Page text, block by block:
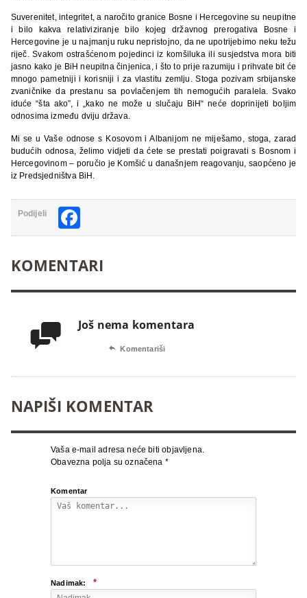
Suverenitet, integritet, a naročito granice Bosne i Hercegovine su neupitne
i bilo kakva relativiziranje bilo kojeg državnog prerogativa Bosne i
Hercegovine je u najmanju ruku nepristojno, da ne upotrijebimo neku težu
riječ. Svakom ostrašćenom pojedinci iz komšiluka ili susjedstva mora biti
jasno kako je BiH neupitna činjenica, i što to prije razumiju i prihvate bit će
mnogo pametniji i korisniji i za vlastitu zemlju. Stoga pozivam srbijanske
zvaničnike da prestanu sa povlačenjem tih nemogućih paralela. Svako
iduće “šta ako”, i „kako ne može u slučaju BiH“ neće doprinijeti boljim
odnosima između dviju država.
Mi se u Vaše odnose s Kosovom i Albanijom ne miješamo, stoga, zarad
budućih odnosa, želimo vidjeti da ćete se prestati poigravati s Bosnom i
Hercegovinom – poručio je Komšić u današnjem reagovanju, saopćeno je
iz Predsjedništva BiH.
Podijeli
KOMENTARI
 Još nema komentara
 Komentariši
NAPIŠI KOMENTAR
Vaša e-mail adresa neće biti objavljena.
Obavezna polja su označena *
Komentar
Nadimak: *